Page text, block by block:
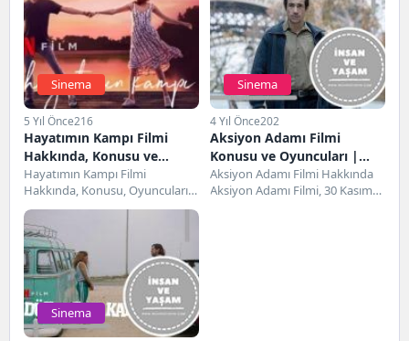
Sinema
5 Yıl Önce216
Hayatımın Kampı Filmi
Hakkında, Konusu ve
Oyuncuları
Hayatımın Kampı Filmi
Hakkında, Konusu, Oyuncuları,
Karakterler, Cast, Detaylar,
İnceleme ve IMDB puan gibi bir...
Sinema
4 Yıl Önce202
Aksiyon Adamı Filmi
Konusu ve Oyuncuları |
Netflix
Aksiyon Adamı Filmi Hakkında
Aksiyon Adamı Filmi, 30 Kasım
Sinema